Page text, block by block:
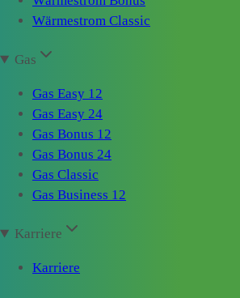
Wärmestrom Classic
Gas
Gas Easy 12
Gas Easy 24
Gas Bonus 12
Gas Bonus 24
Gas Classic
Gas Business 12
Karriere
Karriere